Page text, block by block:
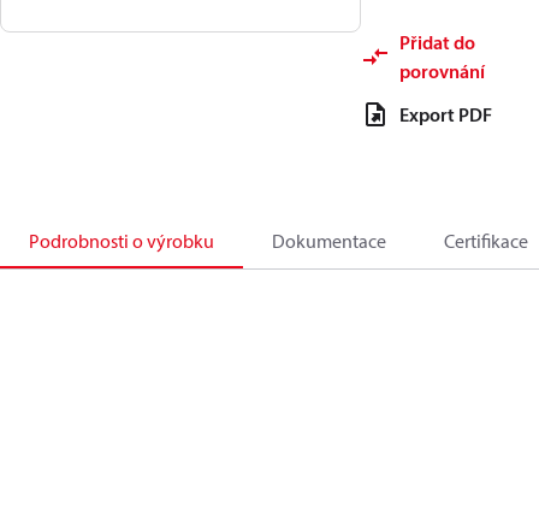
Přidat do
porovnání
Export PDF
Podrobnosti o výrobku Dokumentace Certifikace